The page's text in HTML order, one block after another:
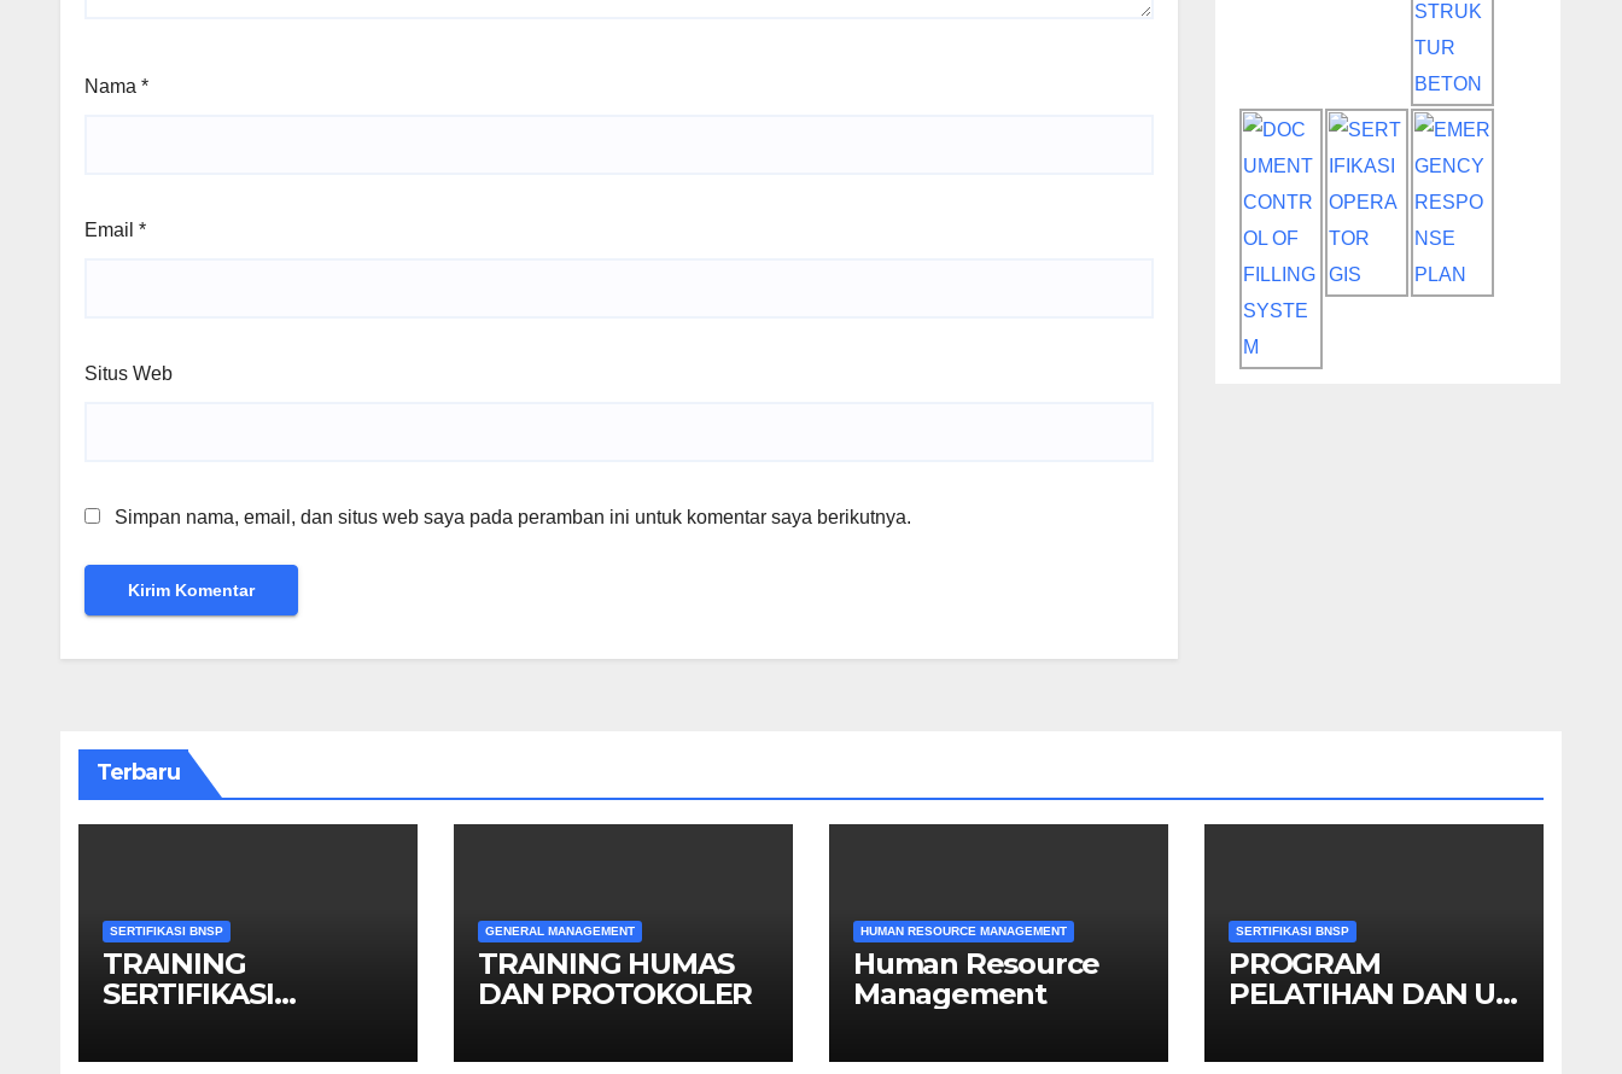
Nama *
Email *
Situs Web
Simpan nama, email, dan situs web saya pada peramban ini untuk komentar saya berikutnya.
Terbaru
SERTIFIKASI BNSP
TRAINING
SERTIFIKASI
GENERAL MANAGEMENT
TRAINING HUMAS
DAN PROTOKOLER
HUMAN RESOURCE MANAGEMENT
Human Resource
Management
SERTIFIKASI BNSP
PROGRAM
PELATIHAN DAN UJI
SKEMA MANAGER